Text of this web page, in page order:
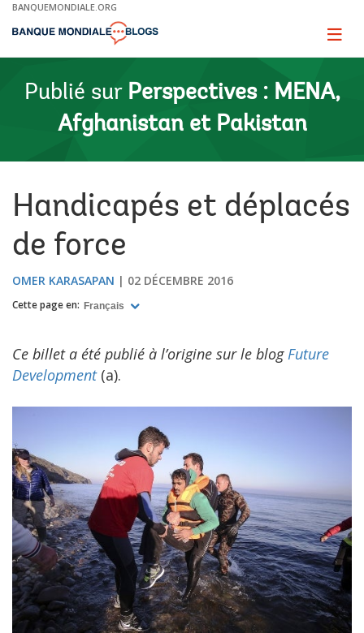
Skip
Main
BANQUEMONDIALE.ORG
Page
Publié sur Perspectives : MENA,
Afghanistan et Pakistan
Handicapés et déplacés
de force
OMER KARASAPAN 02 DÉCEMBRE 2016
Cette page en: Français
Ce billet a été publié à l’origine sur le blogFuture
Development(a).